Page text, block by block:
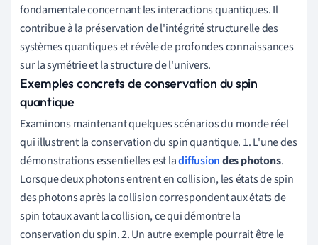
fondamentale concernant les interactions quantiques. Il
contribue à la préservation de l'intégrité structurelle des
systèmes quantiques et révèle de profondes connaissances
sur la symétrie et la structure de l'univers.
Exemples concrets de conservation du spin
quantique
Examinons maintenant quelques scénarios du monde réel
qui illustrent la conservation du spin quantique. 1. L'une des
démonstrations essentielles est ladiffusiondes photons.
Lorsque deux photons entrent en collision, les états de spin
des photons après la collision correspondent aux états de
spin totaux avant la collision, ce qui démontre la
conservation du spin. 2. Un autre exemple pourrait être le